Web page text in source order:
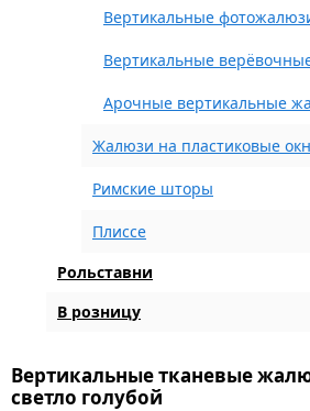
Вертикальные
Вертикальные
Арочные вертикальные
Жалюзи на пластиковые
Римские шторы
Плиссе
Рольставни
В розницу
Вертикальные тканевые
светло голубой